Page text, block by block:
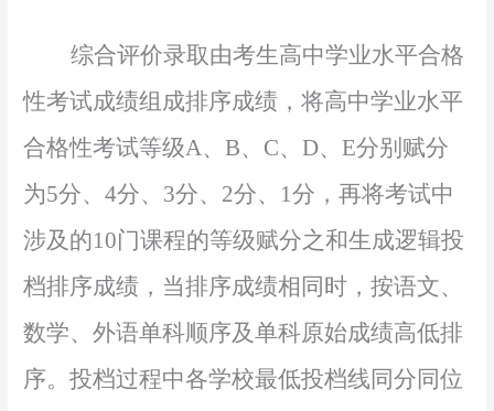
综合评价录取由考生高中学业水平合格
性考试成绩组成排序成绩，将高中学业水平
合格性考试等级A、B、C、D、E分别赋分
为5分、4分、3分、2分、1分，再将考试中
涉及的10门课程的等级赋分之和生成逻辑投
档排序成绩，当排序成绩相同时，按语文、
数学、外语单科顺序及单科原始成绩高低排
序。投档过程中各学校最低投档线同分同位